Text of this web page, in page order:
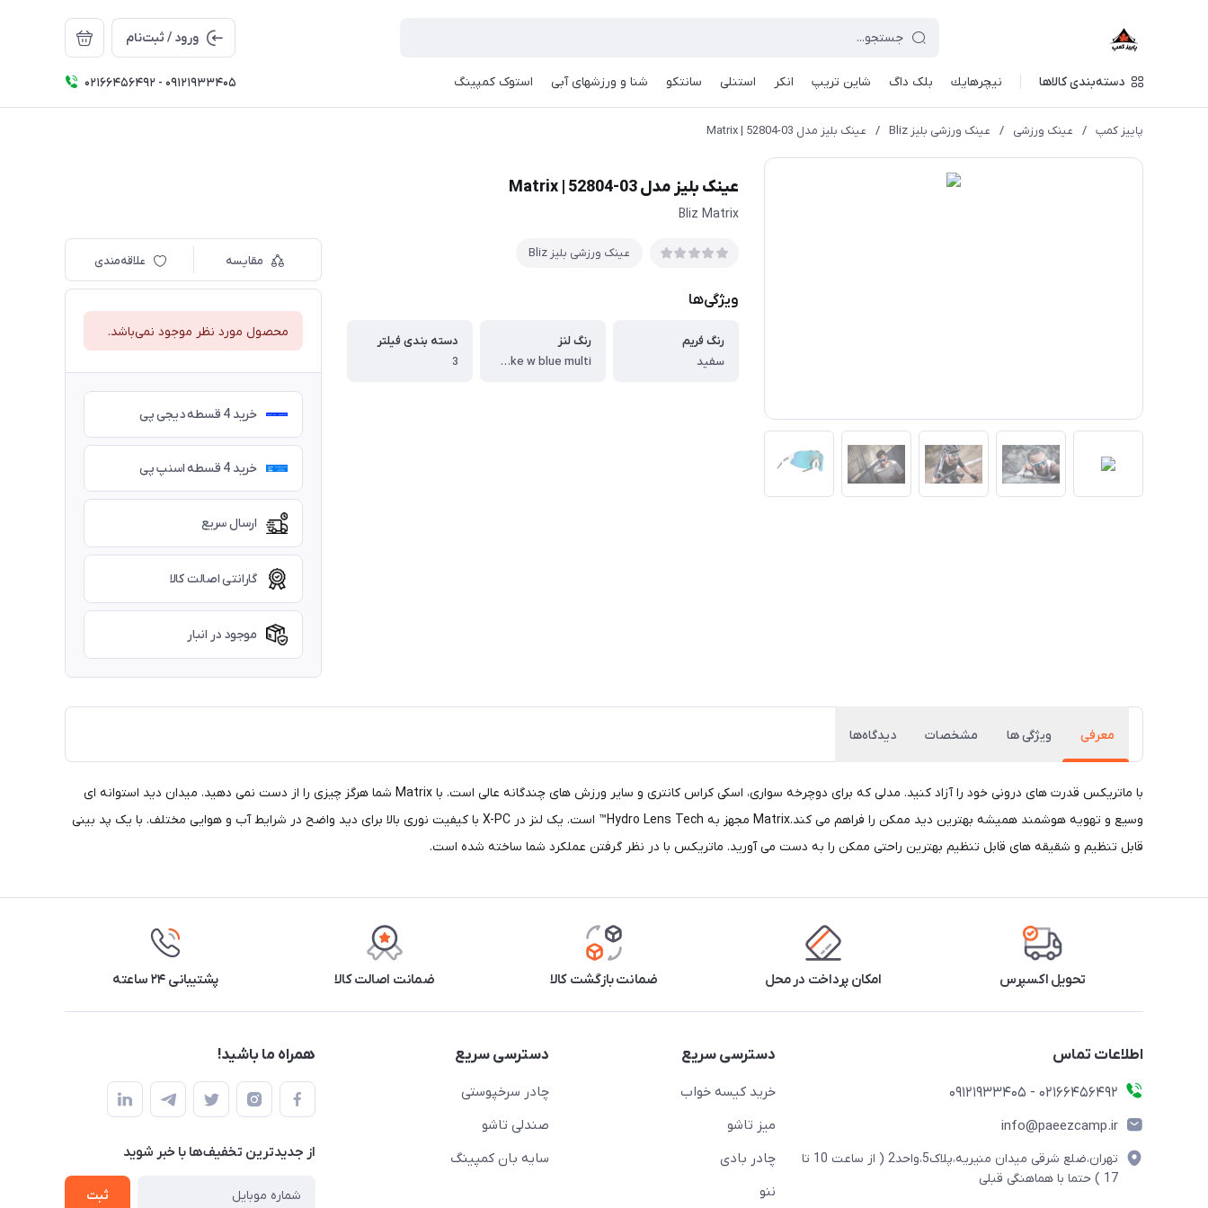
ورود / ثبت‌نام
دسته‌بندی کالاها نيچرهايك بلک داگ شاین تریپ انکر استنلی سانتکو شنا و ورزشهای آبی استوک کمپینگ 02166456492 - 09121933405
پاییز کمپ / عینک ورزشی / عینک ورزشی بلیز Bliz / عینک بلیز مدل 03-52804 | Matrix
عینک بلیز مدل 03-52804 | Matrix
Bliz Matrix
عینک ورزشی بلیز Bliz
ویژگی‌ها
رنگ فریم
سفید
رنگ لنز
Smoke w blue multi
دسته بندی فیلتر
3
مقایسه علاقه‌مندی
محصول مورد نظر موجود نمی‌باشد.
خرید 4 قسطه دیجی پی
خرید 4 قسطه اسنپ پی
ارسال سریع
گارانتی اصالت کالا
موجود در انبار
معرفی ویژگی ها مشخصات دیدگاه‌ها
با ماتریکس قدرت های درونی خود را آزاد کنید. مدلی که برای دوچرخه سواری، اسکی کراس کانتری و سایر ورزش های چندگانه عالی است. با Matrix شما هرگز چیزی را از دست نمی دهید. میدان دید استوانه ای
وسیع و تهویه هوشمند همیشه بهترین دید ممکن را فراهم می کند.Matrix مجهز به Hydro Lens Tech™ است. یک لنز در X-PC با کیفیت نوری بالا برای دید واضح در شرایط آب و هوایی مختلف. با یک پد بینی
قابل تنظیم و شقیقه های قابل تنظیم بهترین راحتی ممکن را به دست می آورید. ماتریکس با در نظر گرفتن عملکرد شما ساخته شده است.
تحویل اکسپرس امکان پرداخت در محل ضمانت بازگشت کالا ضمانت اصالت کالا پشتیبانی ۲۴ ساعته
اطلاعات تماس
02166456492 - 09121933405
info@paeezcamp.ir
تهران،ضلع شرقی میدان منیریه،پلاک5،واحد2 ( از ساعت 10 تا
17 ) حتما با هماهنگی قبلی
دسترسی سریع
خرید کیسه خواب
میز تاشو
چادر بادی
ننو
دسترسی سریع
چادر سرخپوستی
صندلی تاشو
سایه بان کمپینگ
همراه ما باشید!
از جدید‌ترین تخفیف‌ها با‌ خبر شوید
ثبت